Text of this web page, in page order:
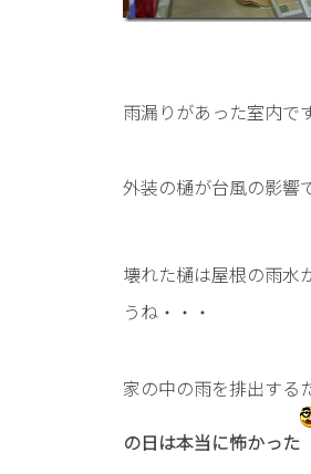
雨漏りがあった室内で
外装の樋が台風の影響
壊れた樋は屋根の雨水
うね・・・
家の中の雨を排出する
の日は本当に怖かった